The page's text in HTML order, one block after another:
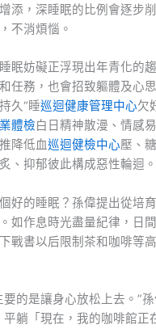
添，深睡眠的比例會逐步
不消煩惱。
眠妨礙正浮現出年青化的
任務，也會招致軀體及心
久“睡巡迴健康管理中心欠
體檢白日精神散漫、情感
降低血巡迴健檢中心壓、
、抑郁彼此構成惡性輪迴。
好的睡眠？孫偉提出從培
如作息時光盡量紀律，日
戰書以后限制茶和咖啡等
要的是讓身心放松上去。”
平躺「現在，我的咖啡館正